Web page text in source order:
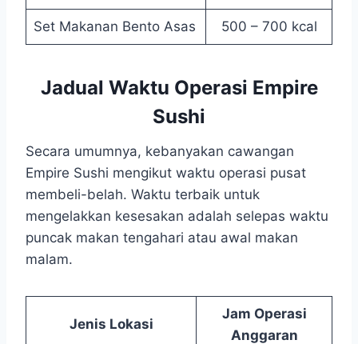
Set Makanan Bento Asas 500 – 700 kcal
Jadual Waktu Operasi Empire
Sushi
Secara umumnya, kebanyakan cawangan
Empire Sushi mengikut waktu operasi pusat
membeli-belah. Waktu terbaik untuk
mengelakkan kesesakan adalah selepas waktu
puncak makan tengahari atau awal makan
malam.
Jenis Lokasi
Jam Operasi
Anggaran